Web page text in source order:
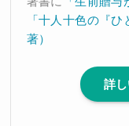
「十人十色の『
著）
詳